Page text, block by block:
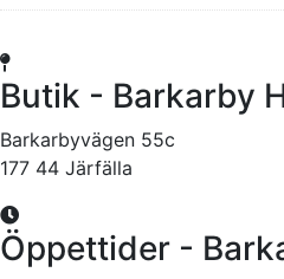
Butik - Barkarby
Barkarbyvägen 55c
177 44 Järfälla
Öppettider -